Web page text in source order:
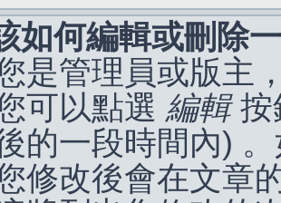
如何編輯或刪除
是管理員或版主
可以點選 編輯按
的一段時間內)
修改後會在文章